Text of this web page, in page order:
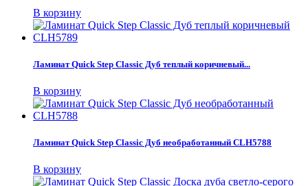
В корзину
Ламинат Quick Step Classic Дуб теплый коричневый...
В корзину
Ламинат Quick Step Classic Дуб необработанный CLH5788
В корзину